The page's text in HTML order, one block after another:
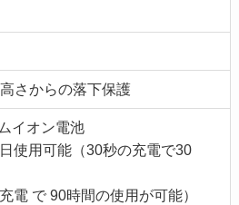
さからの落下保護
イオン電池
使用可能（30秒の充電で30
電 で 90時間の使用が可能）